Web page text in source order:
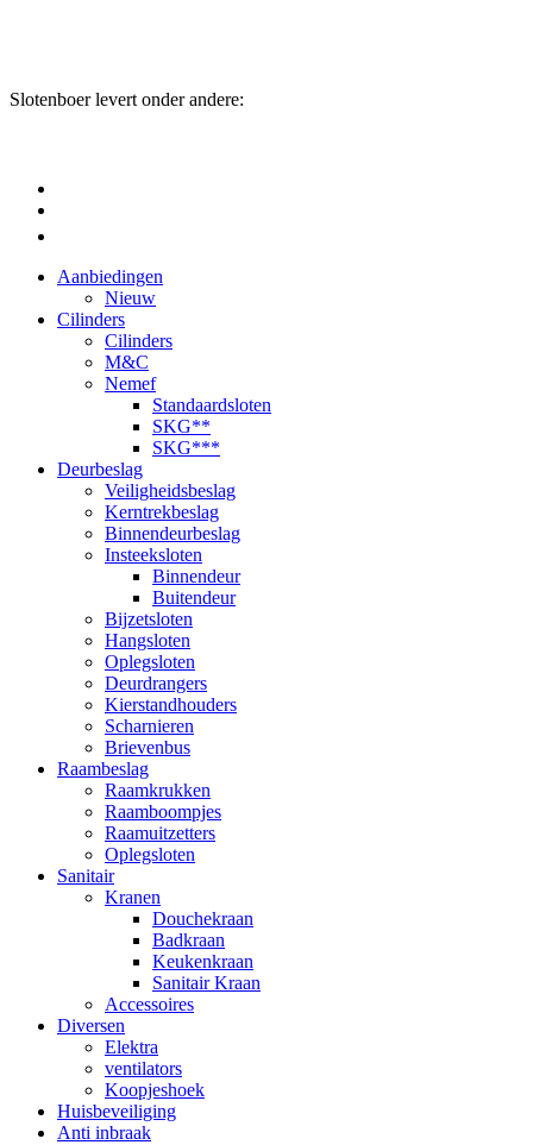
Slotenboer levert onder andere:
Aanbiedingen
Nieuw
Cilinders
Cilinders
M&C
Nemef
Standaardsloten
SKG**
SKG***
Deurbeslag
Veiligheidsbeslag
Kerntrekbeslag
Binnendeurbeslag
Insteeksloten
Binnendeur
Buitendeur
Bijzetsloten
Hangsloten
Oplegsloten
Deurdrangers
Kierstandhouders
Scharnieren
Brievenbus
Raambeslag
Raamkrukken
Raamboompjes
Raamuitzetters
Oplegsloten
Sanitair
Kranen
Douchekraan
Badkraan
Keukenkraan
Sanitair Kraan
Accessoires
Diversen
Elektra
ventilators
Koopjeshoek
Huisbeveiliging
Anti inbraak